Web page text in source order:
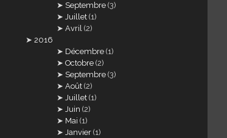
Septembre (3)
Juillet (1)
Avril (2)
2016
Décembre (1)
Octobre (2)
Septembre (3)
Août (2)
Juillet (1)
Juin (2)
Mai (1)
Janvier (1)